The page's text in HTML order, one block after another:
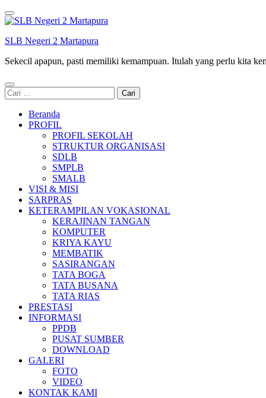
Lompat
ke
(Tekan
SLB Negeri 2 Martapura
Sekecil apapun, pasti memiliki kemampuan. Itulah yang perlu kita
Cari
untuk:
Beranda
PROFIL
PROFIL SEKOLAH
STRUKTUR ORGANISASI
SDLB
SMPLB
SMALB
VISI & MISI
SARPRAS
KETERAMPILAN VOKASIONAL
KERAJINAN TANGAN
KOMPUTER
KRIYA KAYU
MEMBATIK
SASIRANGAN
TATA BOGA
TATA BUSANA
TATA RIAS
PRESTASI
INFORMASI
PPDB
PUSAT SUMBER
DOWNLOAD
GALERI
FOTO
VIDEO
KONTAK KAMI